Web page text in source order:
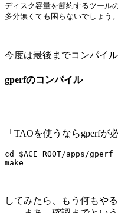
ディスク容量を節約するツール
今度は最後までコンパイル
gperfのコンパイル
「TAOを使うならgperfが
cd $ACE_ROOT/apps/gperf
してみたら、もう何もや